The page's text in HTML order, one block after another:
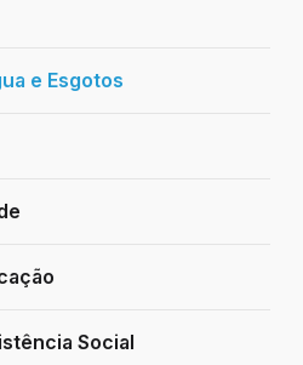
e Esgotos
Social